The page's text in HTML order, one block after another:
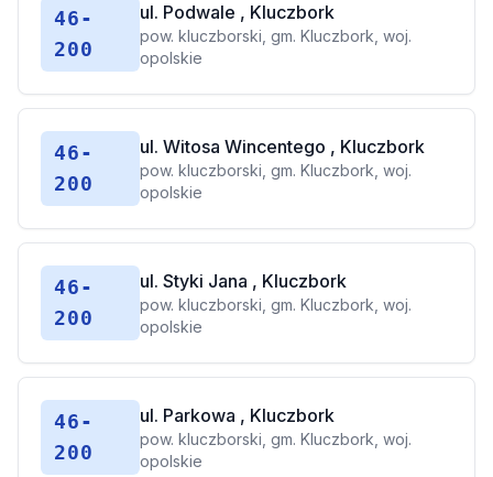
46-
200
ul. Podwale , Kluczbork
pow. kluczborski, gm. Kluczbork, woj.
opolskie
46-
200
ul. Witosa Wincentego , Kluczbork
pow. kluczborski, gm. Kluczbork, woj.
opolskie
46-
200
ul. Styki Jana , Kluczbork
pow. kluczborski, gm. Kluczbork, woj.
opolskie
46-
200
ul. Parkowa , Kluczbork
pow. kluczborski, gm. Kluczbork, woj.
opolskie